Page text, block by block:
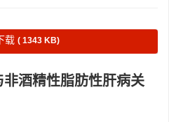
载 ( 1343 KB)
酒精性脂肪性肝病关